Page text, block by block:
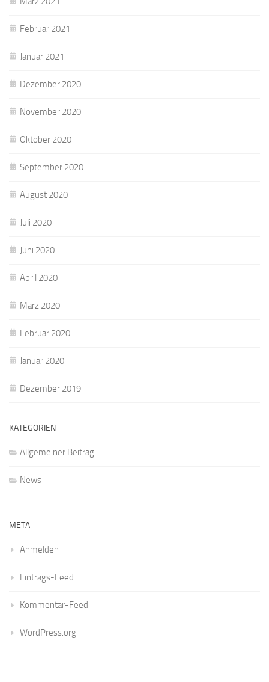
Februar 2021
Januar 2021
Dezember 2020
November 2020
Oktober 2020
September 2020
August 2020
Juli 2020
Juni 2020
April 2020
März 2020
Februar 2020
Januar 2020
Dezember 2019
KATEGORIEN
Allgemeiner Beitrag
News
META
Anmelden
Eintrags-Feed
Kommentar-Feed
WordPress.org